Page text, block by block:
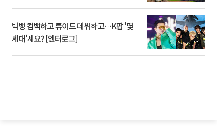
빅뱅 컴백하고 튜이드 데뷔하고⋯K팝 '몇
세대'세요? [엔터로그]